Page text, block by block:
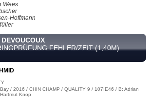
Wees
Hoffmann
FEHLER/ZEIT (1,40M)
/ 2016 / CHIN CHAMP / QUALITY 9 / 107IE46 / B: Adrian
Knop